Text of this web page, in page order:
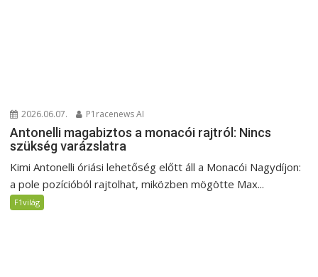
2026.06.07. P1racenews AI
Antonelli magabiztos a monacói rajtról: Nincs
szükség varázslatra
Kimi Antonelli óriási lehetőség előtt áll a Monacói Nagydíjon:
a pole pozícióból rajtolhat, miközben mögötte Max...
F1világ